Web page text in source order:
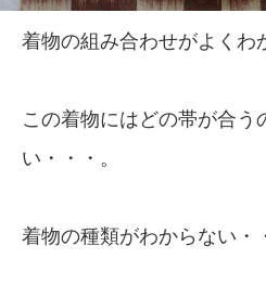
着物の組み合わせがよくわ
この着物にはどの帯が合う
い・・・。
着物の種類がわからない・